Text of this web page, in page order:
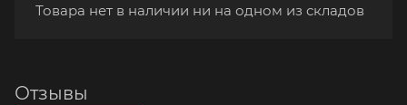
Товара нет в наличии ни на одном из складов
Отзывы